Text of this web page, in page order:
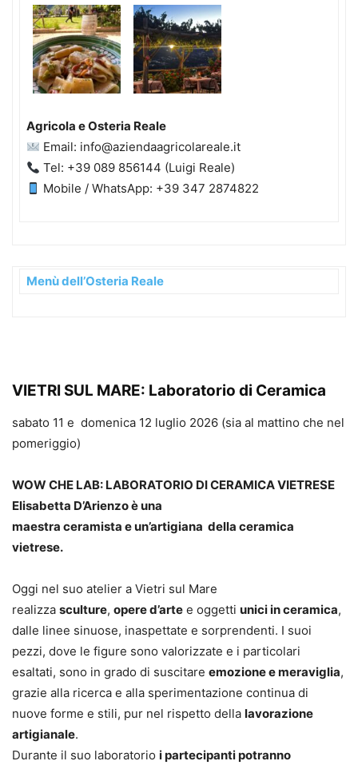
Agricola e Osteria Reale
Email: info@aziendaagricolareale.it
Tel: +39 089 856144 (Luigi Reale)
Mobile / WhatsApp: +39 347 2874822
Menù dell’Osteria Reale
VIETRI SUL MARE: Laboratorio di Ceramica
sabato 11 e domenica 12 luglio 2026 (sia al mattino che nel
pomeriggio)
WOW CHE LAB: LABORATORIO DI CERAMICA VIETRESE
Elisabetta D’Arienzo è una
maestra ceramista e un’artigiana della ceramica
vietrese.
Oggi nel suo atelier a Vietri sul Mare
realizza sculture, opere d’arte e oggetti unici in ceramica,
dalle linee sinuose, inaspettate e sorprendenti. I suoi
pezzi, dove le figure sono valorizzate e i particolari
esaltati, sono in grado di suscitare emozione e meraviglia,
grazie alla ricerca e alla sperimentazione continua di
nuove forme e stili, pur nel rispetto della lavorazione
artigianale.
Durante il suo laboratorio i partecipanti potranno